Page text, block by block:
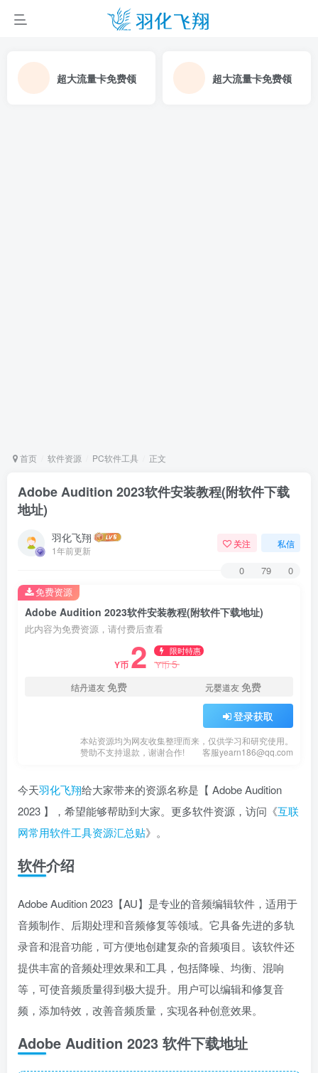
超大流量卡免费领 超大流量卡免费领
首页 软件资源 PC软件工具 正文
Adobe Audition 2023软件安装教程(附软件下载
地址)
羽化飞翔
1年前更新
关注 私信
0 79 0
Adobe Audition 2023软件安装教程(附软件下载地址)
此内容为免费资源，请付费后查看
Y币 2 限时特惠
Y币5
结丹道友免费 元婴道友免费
登录获取
本站资源均为网友收集整理而来，仅供学习和研究使用。
赞助不支持退款，谢谢合作!
客服yearn186@qq.com
免费资源
今天羽化飞翔给大家带来的资源名称是【 Adobe Audition
2023 】，希望能够帮助到大家。更多软件资源，访问《互联
网常用软件工具资源汇总贴》。
软件介绍
Adobe Audition 2023【AU】是专业的音频编辑软件，适用于
音频制作、后期处理和音频修复等领域。它具备先进的多轨
录音和混音功能，可方便地创建复杂的音频项目。该软件还
提供丰富的音频处理效果和工具，包括降噪、均衡、混响
等，可使音频质量得到极大提升。用户可以编辑和修复音
频，添加特效，改善音频质量，实现各种创意效果。
Adobe Audition 2023 软件下载地址